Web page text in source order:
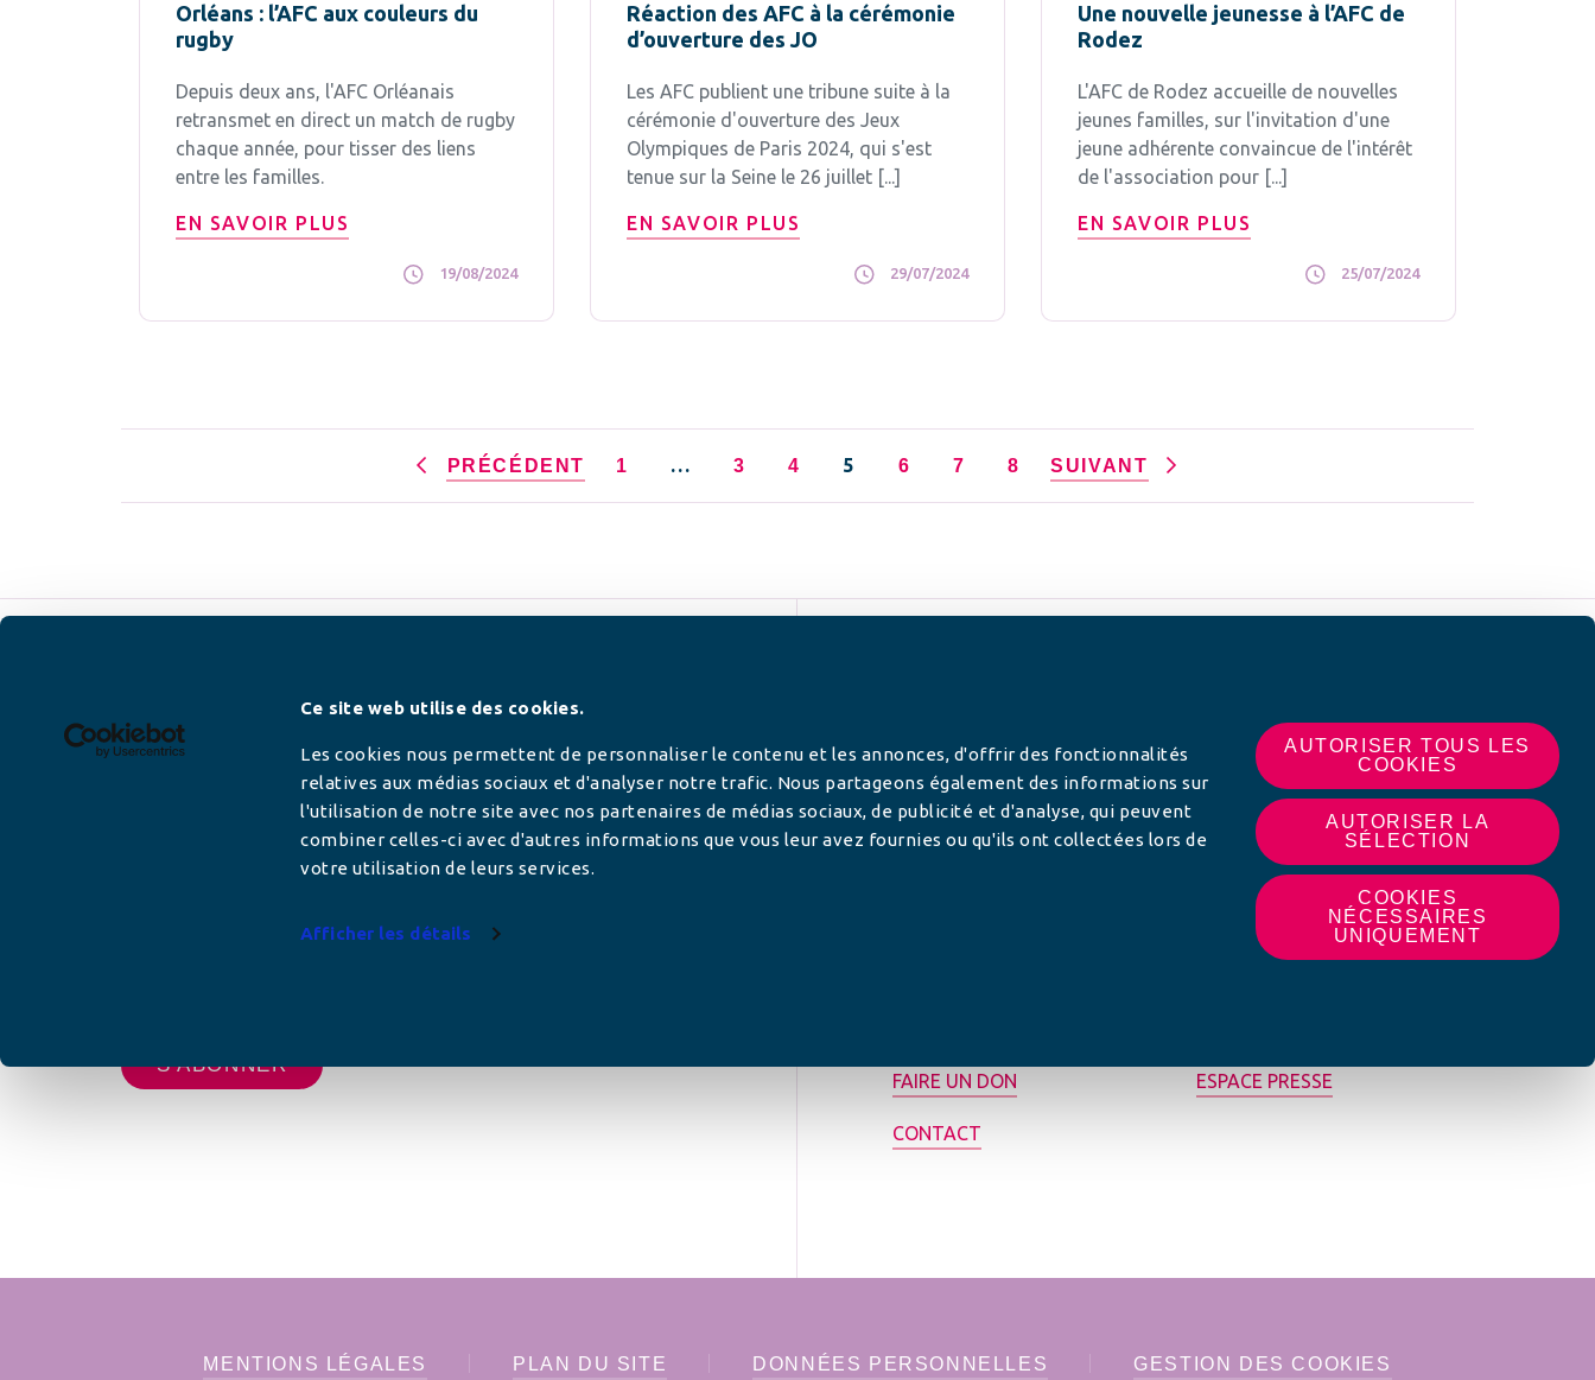
Ce site web utilise des cookies.
Les cookies nous permettent de personnaliser le contenu et les annonces, d'offrir des fonctionnalités
relatives aux médias sociaux et d'analyser notre trafic. Nous partageons également des informations sur
l'utilisation de notre site avec nos partenaires de médias sociaux, de publicité et d'analyse, qui peuvent
combiner celles-ci avec d'autres informations que vous leur avez fournies ou qu'ils ont collectées lors de
votre utilisation de leurs services.
Afficher les détails
AUTORISER TOUS LES
COOKIES
AUTORISER LA
SÉLECTION
COOKIES
NÉCESSAIRES
UNIQUEMENT
Orléans : l’AFC aux couleurs du
rugby
Depuis deux ans, l'AFC Orléanais
retransmet en direct un match de rugby
chaque année, pour tisser des liens
entre les familles.
EN SAVOIR PLUS
19/08/2024
Réaction des AFC à la cérémonie
d’ouverture des JO
Les AFC publient une tribune suite à la
cérémonie d'ouverture des Jeux
Olympiques de Paris 2024, qui s'est
tenue sur la Seine le 26 juillet [...]
EN SAVOIR PLUS
29/07/2024
Une nouvelle jeunesse à l’AFC de
Rodez
L'AFC de Rodez accueille de nouvelles
jeunes familles, sur l'invitation d'une
jeune adhérente convaincue de l'intérêt
de l'association pour [...]
EN SAVOIR PLUS
25/07/2024
PRÉCÉDENT 1 … 3 4 5 6 7 8 SUIVANT
Newsletter
FAIRE UN DON ESPACE PRESSE
CONTACT
MENTIONS LÉGALES PLAN DU SITE DONNÉES PERSONNELLES GESTION DES COOKIES